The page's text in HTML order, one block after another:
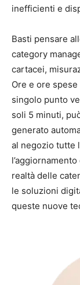
inefficienti e
Basti pensare
category
cartacei,
Ore e ore
singolo punto
soli 5 minuti,
generato
al negozio tutte
realtà delle
le soluzioni
queste nuove